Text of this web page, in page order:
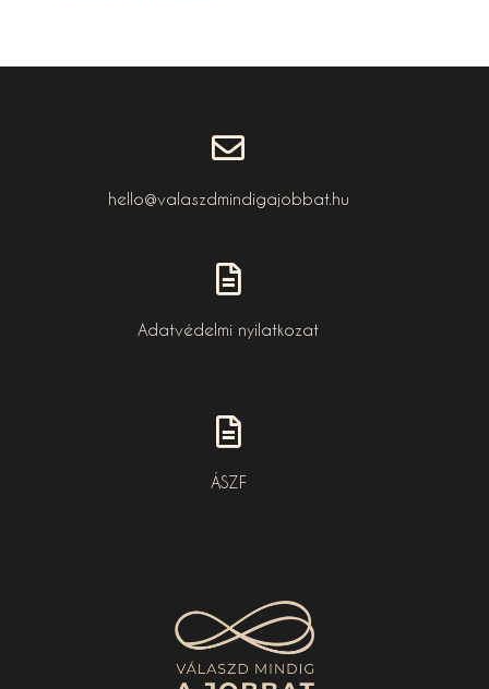
hello@valaszdmindigajobbat.hu
Adatvédelmi nyilatkozat
ÁSZF